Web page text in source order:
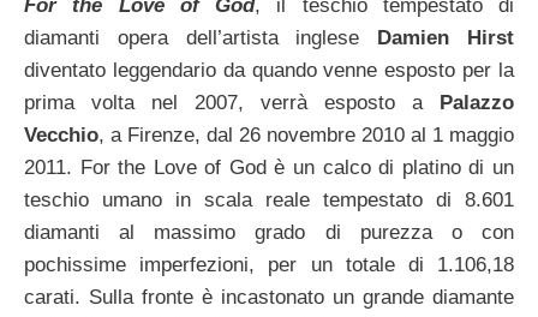
For the Love of God, il teschio tempestato di
diamanti opera dell’artista inglese Damien Hirst
diventato leggendario da quando venne esposto per la
prima volta nel 2007, verrà esposto a Palazzo
Vecchio, a Firenze, dal 26 novembre 2010 al 1 maggio
2011. For the Love of God è un calco di platino di un
teschio umano in scala reale tempestato di 8.601
diamanti al massimo grado di purezza o con
pochissime imperfezioni, per un totale di 1.106,18
carati. Sulla fronte è incastonato un grande diamante